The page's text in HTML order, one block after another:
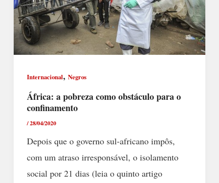
Internacional, Negros
África: a pobreza como obstáculo para o
confinamento
/28/04/2020
Depois que o governo sul-africano impôs,
com um atraso irresponsável, o isolamento
social por 21 dias (leia o quinto artigo